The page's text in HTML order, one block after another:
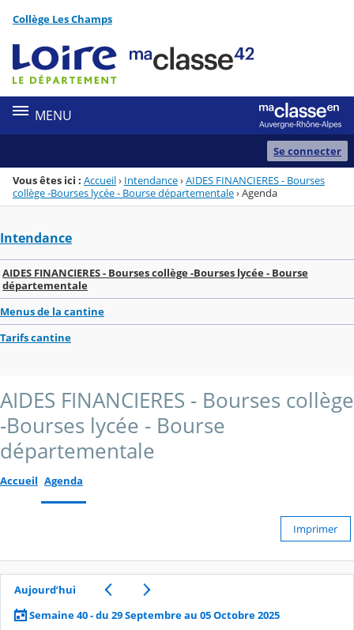
Menu de la rubrique
Contenu
Collège Les Champs
MENU
Se connecter
Vous êtes ici : Accueil› Intendance›AIDES FINANCIERES - Bourses
collège -Bourses lycée - Bourse départementale›Agenda
Intendance
AIDES FINANCIERES - Bourses collège -Bourses lycée - Bourse
départementale
Menus de la cantine
Tarifs cantine
AIDES FINANCIERES - Bourses collège
-Bourses lycée - Bourse
départementale
Accueil Agenda
Imprimer
Aujourd’hui
Semaine 40 - du 29 Septembre au 05 Octobre 2025